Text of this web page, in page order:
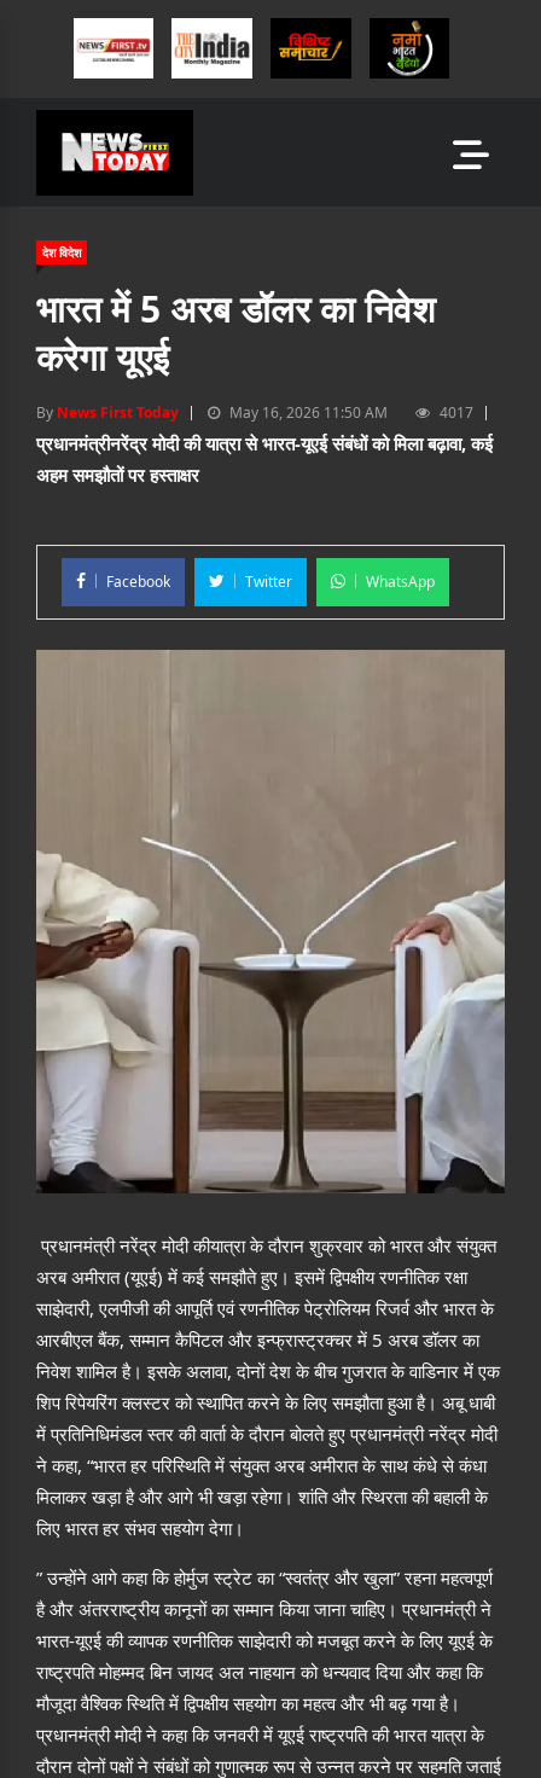
देश विदेश
भारत में 5 अरब डॉलर का निवेश
करेगा यूएई
By News First Today May 16, 2026 11:50 AM 4017
प्रधानमंत्रीनरेंद्र मोदी की यात्रा से भारत-यूएई संबंधों को मिला बढ़ावा, कई
अहम समझौतों पर हस्ताक्षर
Facebook Twitter WhatsApp
प्रधानमंत्री नरेंद्र मोदी कीयात्रा के दौरान शुक्रवार को भारत और संयुक्त
अरब अमीरात (यूएई) में कई समझौते हुए। इसमें द्विपक्षीय रणनीतिक रक्षा
साझेदारी, एलपीजी की आपूर्ति एवं रणनीतिक पेट्रोलियम रिजर्व और भारत के
आरबीएल बैंक, सम्मान कैपिटल और इन्फ्रास्ट्रक्चर में 5 अरब डॉलर का
निवेश शामिल है। इसके अलावा, दोनों देश के बीच गुजरात के वाडिनार में एक
शिप रिपेयरिंग क्लस्टर को स्थापित करने के लिए समझौता हुआ है। अबू धाबी
में प्रतिनिधिमंडल स्तर की वार्ता के दौरान बोलते हुए प्रधानमंत्री नरेंद्र मोदी
ने कहा, “भारत हर परिस्थिति में संयुक्त अरब अमीरात के साथ कंधे से कंधा
मिलाकर खड़ा है और आगे भी खड़ा रहेगा। शांति और स्थिरता की बहाली के
लिए भारत हर संभव सहयोग देगा।
” उन्होंने आगे कहा कि होर्मुज स्ट्रेट का “स्वतंत्र और खुला” रहना महत्वपूर्ण
है और अंतरराष्ट्रीय कानूनों का सम्मान किया जाना चाहिए। प्रधानमंत्री ने
भारत-यूएई की व्यापक रणनीतिक साझेदारी को मजबूत करने के लिए यूएई के
राष्ट्रपति मोहम्मद बिन जायद अल नाहयान को धन्यवाद दिया और कहा कि
मौजूदा वैश्विक स्थिति में द्विपक्षीय सहयोग का महत्व और भी बढ़ गया है।
प्रधानमंत्री मोदी ने कहा कि जनवरी में यूएई राष्ट्रपति की भारत यात्रा के
दौरान दोनों पक्षों ने संबंधों को गुणात्मक रूप से उन्नत करने पर सहमति जताई